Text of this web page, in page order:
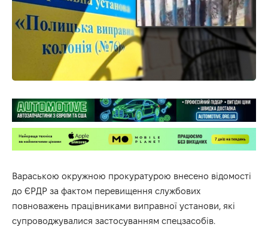
Вараською окружною прокуратурою внесено відомості
до ЄРДР за фактом перевищення службових
повноважень працівниками виправної установи, які
супроводжувалися застосуванням спецзасобів.